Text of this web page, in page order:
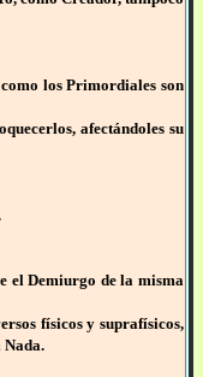
los Primordiales son
afectándoles su
el Demiurgo de la misma
físicos y suprafísicos,
Nada.